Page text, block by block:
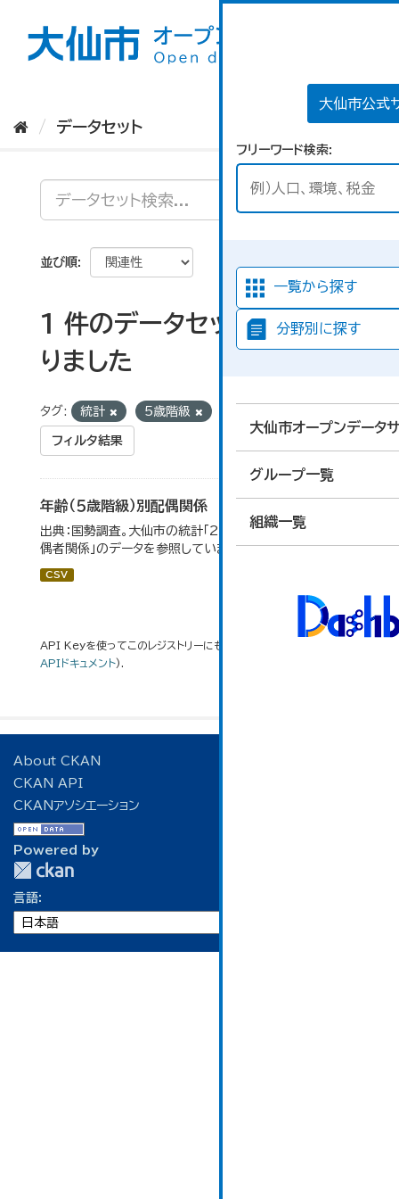
大仙市公式
フリーワード検索
一覧から探す
分野別に探す
大仙市オープンデータ
グループ一覧
組織一覧
データセット
並び順
1 件のデータセットが見つか
りました
タグ: 統計 5歳階級
フィルタ結果
年齢（５歳階級）別配偶関係
出典：国勢調査。大仙市の統計「2-12 年齢（5歳階級）別配
偶者関係」のデータを参照しています。
CSV
API Keyを使ってこのレジストリーにもアクセス可能です
APIドキュメント).
About CKAN
CKAN API
CKANアソシエーション
Powered by
言語